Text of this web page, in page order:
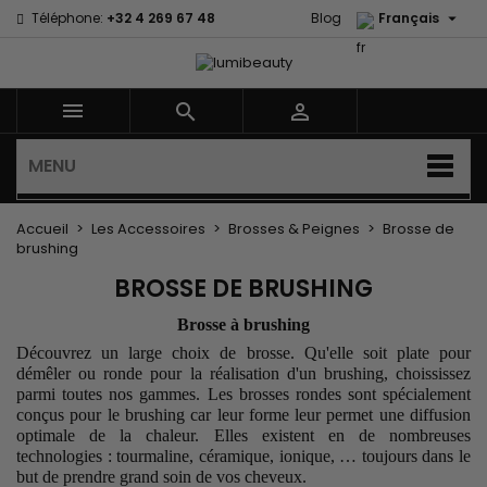
Téléphone: +32 4 269 67 48 Français 
Blog
  
MENU
Accueil Les Accessoires Brosses & Peignes
Brosse de
brushing
BROSSE DE BRUSHING
Brosse à brushing
Découvrez un large choix de brosse. Qu'elle soit plate pour
démêler ou ronde pour la réalisation d'un brushing, choississez
parmi toutes nos gammes. Les brosses rondes sont spécialement
conçus pour le brushing car leur forme leur permet une diffusion
optimale de la chaleur. Elles existent en de nombreuses
technologies : tourmaline, céramique, ionique, … toujours dans le
but de prendre grand soin de vos cheveux.